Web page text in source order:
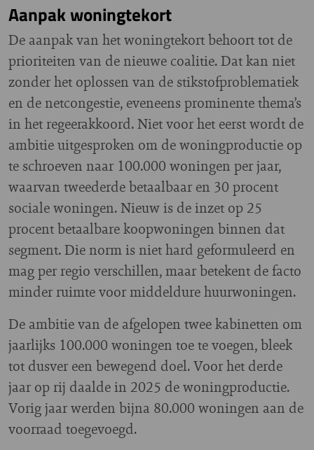
Aanpak woningtekort
De aanpak van het woningtekort behoort tot de
prioriteiten van de nieuwe coalitie. Dat kan niet
zonder het oplossen van de stikstofproblematiek
en de netcongestie, eveneens prominente thema’s
in het regeerakkoord. Niet voor het eerst wordt de
ambitie uitgesproken om de woningproductie op
te schroeven naar 100.000 woningen per jaar,
waarvan tweederde betaalbaar en 30 procent
sociale woningen. Nieuw is de inzet op 25
procent betaalbare koopwoningen binnen dat
segment. Die norm is niet hard geformuleerd en
mag per regio verschillen, maar betekent de facto
minder ruimte voor middeldure huurwoningen.
De ambitie van de afgelopen twee kabinetten om
jaarlijks 100.000 woningen toe te voegen, bleek
tot dusver een bewegend doel. Voor het derde
jaar op rij daalde in 2025 de woningproductie.
Vorig jaar werden bijna 80.000 woningen aan de
voorraad toegevoegd.